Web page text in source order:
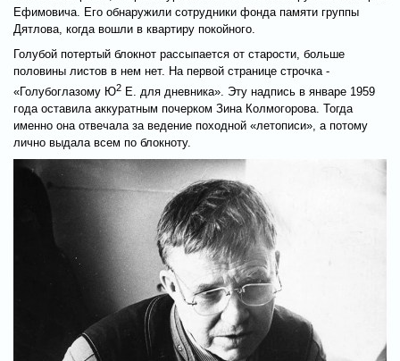
Ефимовича. Его обнаружили сотрудники фонда памяти группы
Дятлова, когда вошли в квартиру покойного.
Голубой потертый блокнот рассыпается от старости, больше
половины листов в нем нет. На первой странице строчка -
«Голубоглазому Ю2 Е. для дневника». Эту надпись в январе 1959
года оставила аккуратным почерком Зина Колмогорова. Тогда
именно она отвечала за ведение походной «летописи», а потому
лично выдала всем по блокноту.